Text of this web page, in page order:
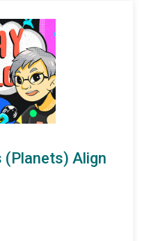
(Planets) Align